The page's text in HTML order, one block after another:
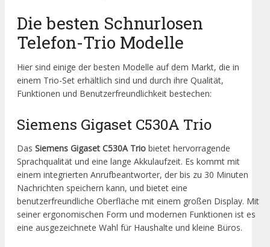
Die besten Schnurlosen
Telefon-Trio Modelle
Hier sind einige der besten Modelle auf dem Markt, die in
einem Trio-Set erhältlich sind und durch ihre Qualität,
Funktionen und Benutzerfreundlichkeit bestechen:
Siemens Gigaset C530A Trio
Das Siemens Gigaset C530A Trio bietet hervorragende
Sprachqualität und eine lange Akkulaufzeit. Es kommt mit
einem integrierten Anrufbeantworter, der bis zu 30 Minuten
Nachrichten speichern kann, und bietet eine
benutzerfreundliche Oberfläche mit einem großen Display. Mit
seiner ergonomischen Form und modernen Funktionen ist es
eine ausgezeichnete Wahl für Haushalte und kleine Büros.